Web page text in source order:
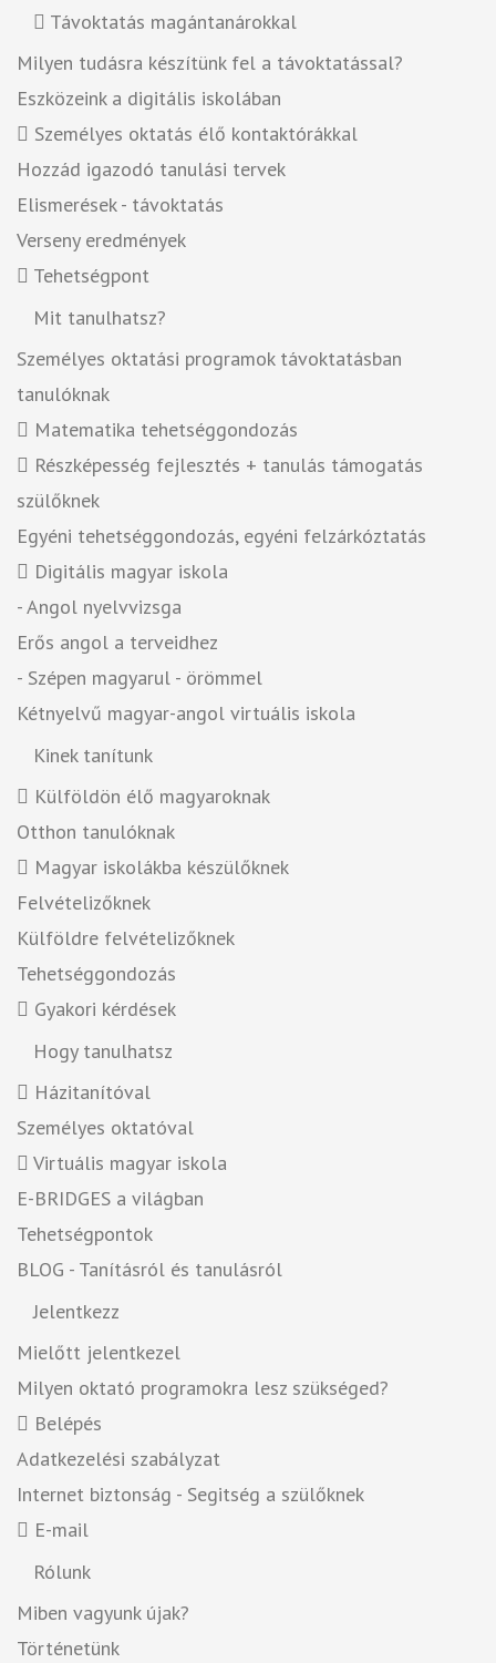
Távoktatás magántanárokkal
Milyen tudásra készítünk fel a távoktatással?
Eszközeink a digitális iskolában
Személyes oktatás élő kontaktórákkal
Hozzád igazodó tanulási tervek
Elismerések - távoktatás
Verseny eredmények
Tehetségpont
Mit tanulhatsz?
Személyes oktatási programok távoktatásban
tanulóknak
Matematika tehetséggondozás
Részképesség fejlesztés + tanulás támogatás
szülőknek
Egyéni tehetséggondozás, egyéni felzárkóztatás
Digitális magyar iskola
- Angol nyelvvizsga
Erős angol a terveidhez
- Szépen magyarul - örömmel
Kétnyelvű magyar-angol virtuális iskola
Kinek tanítunk
Külföldön élő magyaroknak
Otthon tanulóknak
Magyar iskolákba készülőknek
Felvételizőknek
Külföldre felvételizőknek
Tehetséggondozás
Gyakori kérdések
Hogy tanulhatsz
Házitanítóval
Személyes oktatóval
Virtuális magyar iskola
E-BRIDGES a világban
Tehetségpontok
BLOG - Tanításról és tanulásról
Jelentkezz
Mielőtt jelentkezel
Milyen oktató programokra lesz szükséged?
Belépés
Adatkezelési szabályzat
Internet biztonság - Segitség a szülőknek
E-mail
Rólunk
Miben vagyunk újak?
Történetünk